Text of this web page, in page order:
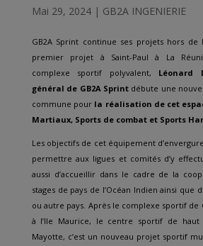
Mai 29, 2024| GB2A INGENIERIE
GB2A Sprint continue ses projets hors de
premier projet à Saint-Paul à La
complexe sportif polyvalent, Léonard
général de GB2A Sprintdébute une
commune pour la réalisation de cet
Martiaux, Sports de combat et Sports
Les objectifs de cet équipement
permettre aux ligues et comités d’y
aussi d’accueillir dans le cadre de la
stages de pays de l’Océan Indien ainsi que
ou autre pays. Après le complexe sportif de
à l’Ile Maurice, le centre sportif de
Mayotte, c’est un nouveau projet sportif